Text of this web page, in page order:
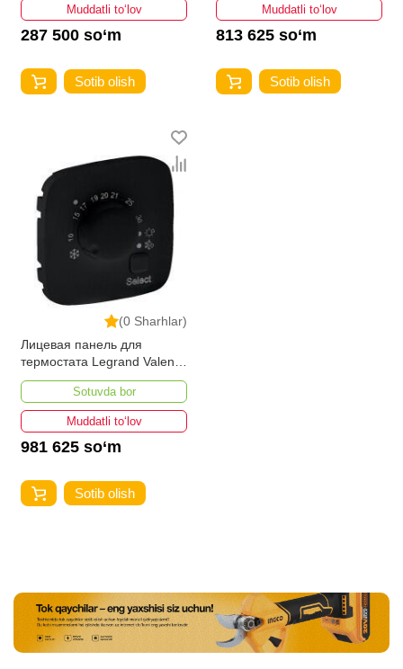
Muddatli to‘lov
287 500 so‘m
Sotib olish
Muddatli to‘lov
813 625 so‘m
Sotib olish
(0 Sharhlar)
Лицевая панель для
термостата Legrand Valena
Allure антрацит
Sotuvda bor
Muddatli to‘lov
981 625 so‘m
Sotib olish